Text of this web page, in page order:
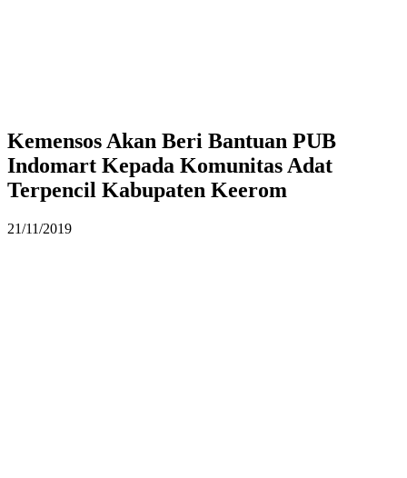
Kemensos Akan Beri Bantuan PUB
Indomart Kepada Komunitas Adat
Terpencil Kabupaten Keerom
21/11/2019